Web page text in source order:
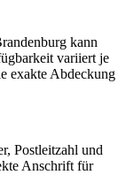
kann
variiert je
exakte Abdeckung
Postleitzahl und
Anschrift für